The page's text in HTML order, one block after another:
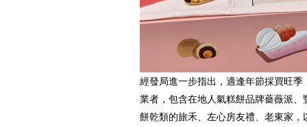
經發局進一步指出，適逢年節採買旺季
業者，包含在地人氣糕餅品牌薔薇派
餅乾類的旅禾、左心房友禮、老東家